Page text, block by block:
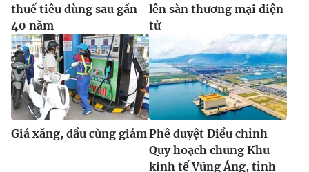
thuế tiêu dùng sau gần
40 năm
lên sàn thương mại điện
tử
Giá xăng, dầu cùng giảm Phê duyệt Điều chỉnh
Quy hoạch chung Khu
kinh tế Vũng Áng, tỉnh